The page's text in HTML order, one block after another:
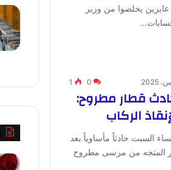
عايزين يخلصوا من وزير
0
1
قطار مطروح:
الركاب
حادثاً مأساوياً بعد
المتجه من مرسى مطروح